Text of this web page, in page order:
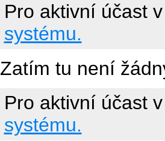
Pro aktivní účast
systému.
Zatím tu není
Pro aktivní účast
systému.